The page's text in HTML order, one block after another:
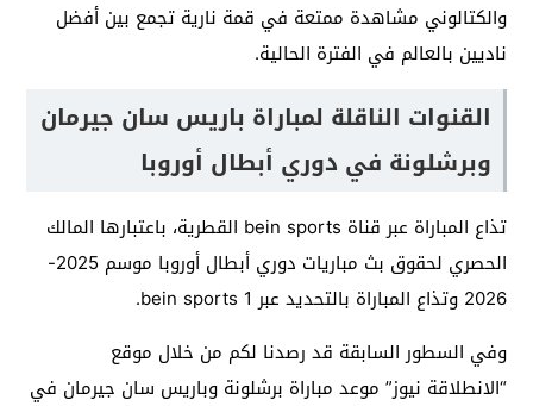
والكتالوني مشاهدة ممتعة في قمة نارية تجمع بين أفضل
ناديين بالعالم في الفترة الحالية.
القنوات الناقلة لمباراة باريس سان جيرمان
وبرشلونة في دوري أبطال أوروبا
تذاع المباراة عبر قناة bein sports القطرية، باعتبارها المالك
الحصري لحقوق بث مباريات دوري أبطال أوروبا موسم 2025-
2026 وتذاع المباراة بالتحديد عبر bein sports 1.
وفي السطور السابقة قد رصدنا لكم من خلال موقع
“الانطلاقة نيوز” موعد مباراة برشلونة وباريس سان جيرمان في